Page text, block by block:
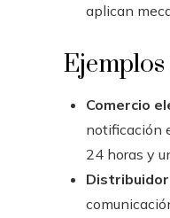
aplican
Comercio
notificación
24 horas y